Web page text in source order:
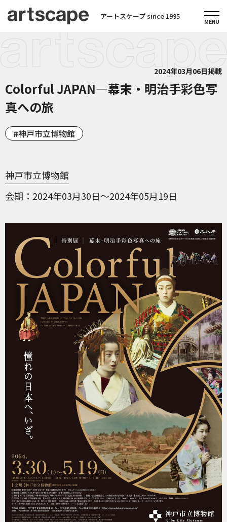
アートスケープ since 1995
2024年03月06日掲載
Colorful JAPAN—幕末・明治手彩色写
真への旅
神戸市立博物館
神戸市立博物館
会期
2024年03月30日～2024年05月19日